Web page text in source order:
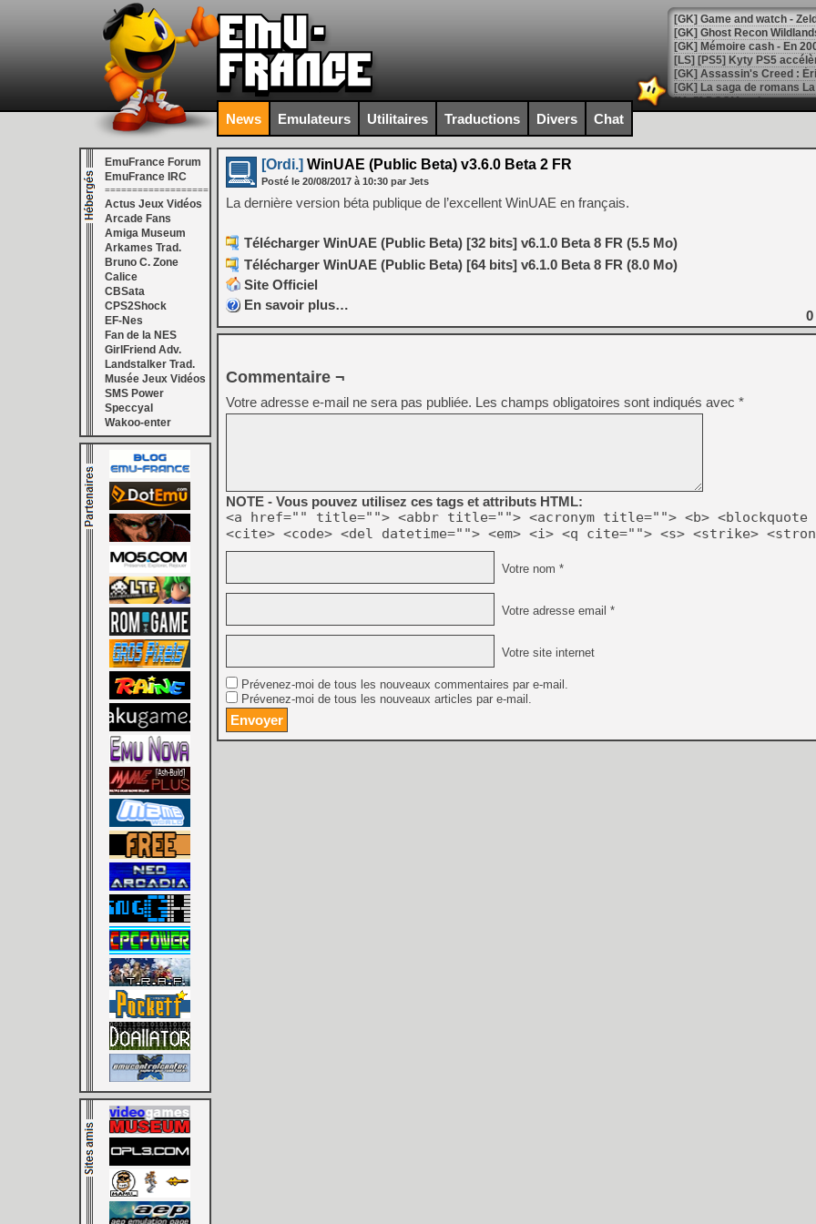
[Mo5] DOOM arrive en
[GK] Bethesda fête les 30
[GK] Roblox : l'action en
[GK] Agenda - GeForce
[LS] [PS5] ps5-y2jb-
[GK] Pourquoi Marvel
[GK] Test : Restory : Chill
[GK] GTA 6 : Rockstar
[GK] Hot Wheels Infinite
[GK] Mémoire cash -
[GK] Résultats Nintendo :
[GK] Déjà des
[Mo5] Brickboy cherche à
[GK] Minecraft et ses «
[GK] Beast of
[GK] Ubisoft : fin de partie
[GK] Mémoire cash -
[GK] Dan Houser (GTA)
[GK] Comment EA Sports
[GK] Crimson Moon : un
[GK] Isle of Reveries : le
[GK] Moonlighter 2 : The
[GK] Capcom relance
[Mo5] Deux inédits du
[GK] Le beat'em up The
[GK] Endless Legend 2 :
[LS] [PS5] Premiers
News Emulateurs Utilitaires Traductions Divers Chat
EmuFrance Forum
EmuFrance IRC
===================
Actus Jeux Vidéos
Arcade Fans
Amiga Museum
Arkames Trad.
Bruno C. Zone
Calice
CBSata
CPS2Shock
EF-Nes
Fan de la NES
GirlFriend Adv.
Landstalker Trad.
Musée Jeux Vidéos
SMS Power
Speccyal
Wakoo-enter
[Ordi.] WinUAE (Public Beta) v3.6.0 Beta 2 FR
Posté le 20/08/2017 à 10:30 par Jets
La dernière version béta publique de l’excellent WinUAE en français.
Télécharger WinUAE (Public Beta) [32 bits] v6.1.0 Beta 8 FR (5.5 Mo)
Télécharger WinUAE (Public Beta) [64 bits] v6.1.0 Beta 8 FR (8.0 Mo)
Site Officiel
En savoir plus…
0
Commentaire ¬
Votre adresse e-mail ne sera pas publiée. Les champs obligatoires sont indiqués avec *
NOTE - Vous pouvez utilisez ces tags et attributs HTML:
<a href="" title=""> <abbr title=""> <acronym title=""> <b> <blockquote
<cite> <code> <del datetime=""> <em> <i> <q cite=""> <s> <strike>
Votre nom *
Votre adresse email *
Votre site internet
Prévenez-moi de tous les nouveaux commentaires par e-mail.
Prévenez-moi de tous les nouveaux articles par e-mail.